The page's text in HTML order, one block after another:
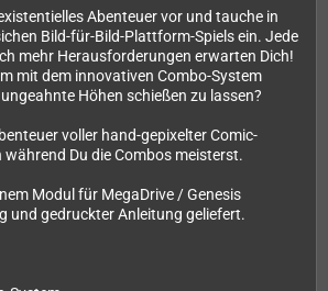
Abenteuer vor und tauche in
Bild-für-Bild-Plattform-Spiels ein. Jede
mehr Herausforderungen erwarten Dich!
mit dem innovativen Combo-System
Höhen schießen zu lassen?
voller hand-gepixelter Comic-
Du die Combos meisterst.
Modul für MegaDrive / Genesis
und gedruckter Anleitung geliefert.